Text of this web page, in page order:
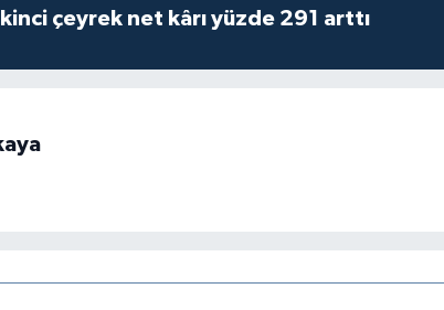
ikinci çeyrek net kârı yüzde 291 arttı